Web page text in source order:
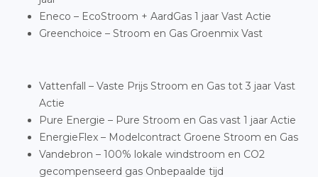
Eneco – EcoStroom + AardGas 1 jaar Vast Actie
Greenchoice – Stroom en Gas Groenmix Vast
Vattenfall – Vaste Prijs Stroom en Gas tot 3 jaar Vast
Actie
Pure Energie – Pure Stroom en Gas vast 1 jaar Actie
EnergieFlex – Modelcontract Groene Stroom en Gas
Vandebron – 100% lokale windstroom en CO2
gecompenseerd gas Onbepaalde tijd